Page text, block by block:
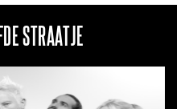
STRAATJE
ZA 22 AUG 2026